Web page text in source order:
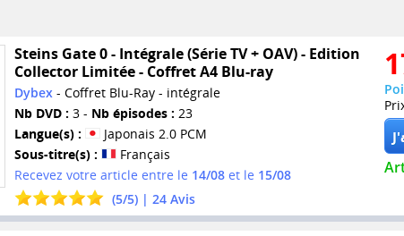
Steins Gate 0 - Intégrale (Série TV + OAV) - Edition
Collector Limitée - Coffret A4 Blu-ray
Dybex- Coffret Blu-Ray - intégrale
Nb DVD : 3 - Nb épisodes : 23
Langue(s) :
Japonais 2.0 PCM
Sous-titre(s) :
Français
Recevez votre article entre le 14/08et le 15/08
(5/5) | 24Avis